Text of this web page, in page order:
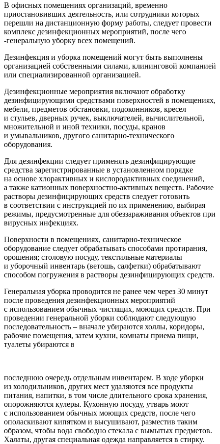
В офисных помещениях организаций, временно
приостановивших деятельность, или сотрудники которых
перешли на дистанционную форму работы, следует провести
комплекс дезинфекционных мероприятий, после чего
-генеральную уборку всех помещений.
Дезинфекция и уборка помещений могут быть выполнены
организацией собственными силами, клининговой компанией
или специализированной организацией.
Дезинфекционные мероприятия включают обработку
дезинфицирующими средствами поверхностей в помещениях,
мебели, предметов обстановки, подоконников, кресел
и стульев, дверных ручек, выключателей, вычислительной,
множительной и иной техники, посуды, кранов
и умывальников, другого санитарно-технического
оборудования.
Для дезинфекции следует применять дезинфицирующие
средства зарегистрированные в установленном порядке
на основе хлорактивных и кислородактивных соединений,
а также катионных поверхностно-активных веществ. Рабочие
растворы дезинфицирующих средств следует готовить
в соответствии с инструкцией по их применению, выбирая
режимы, предусмотренные для обеззараживания объектов при
вирусных инфекциях.
Поверхности в помещениях, санитарно-техническое
оборудование следует обрабатывать способами протирания,
орошения; столовую посуду, текстильные материалы
и уборочный инвентарь (ветошь, салфетки) обрабатывают
способом погружения в растворы дезинфицирующих средств.
Генеральная уборка проводится не ранее чем через 30 минут
после проведения дезинфекционных мероприятий
с использованием обычных чистящих, моющих средств. При
проведении генеральной уборки соблюдают следующую
последовательность – вначале убираются холлы, коридоры,
рабочие помещения, затем кухни, комнаты приема пищи,
туалеты убираются в
последнюю очередь отдельным инвентарем. В ходе уборки
из холодильников, других мест удаляются все продукты
питания, напитки, в том числе длительного срока хранения,
опорожняются кулеры. Кухонную посуду, утварь моют
с использованием обычных моющих средств, после чего
ополаскивают кипятком и высушивают, разместив таким
образом, чтобы вода свободно стекала с вымытых предметов.
Халаты, другая специальная одежда направляется в стирку.